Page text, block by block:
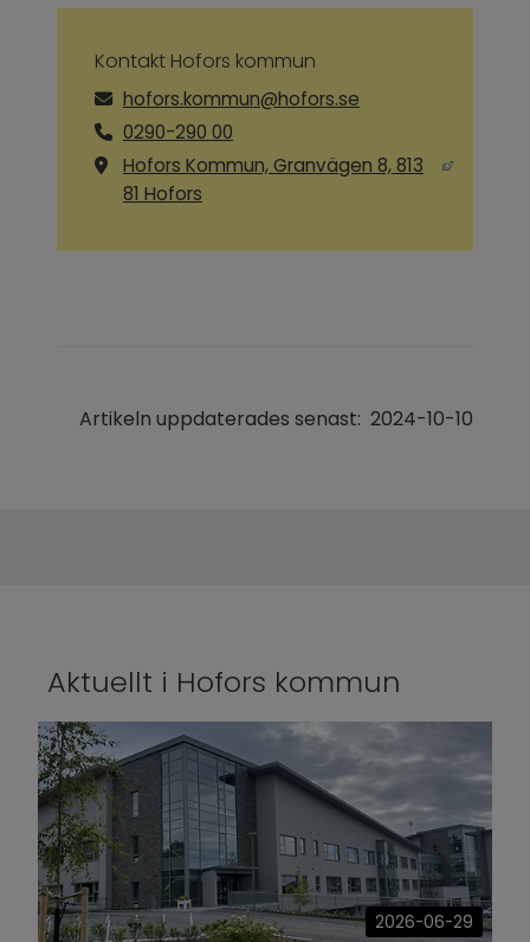
Kontakt Hofors kommun
hofors.kommun@hofors.se
0290-290 00
Hofors Kommun, Granvägen 8, 813
81 Hofors
Artikeln uppdaterades senast: 2024-10-10
Aktuellt i Hofors kommun
2026-06-29